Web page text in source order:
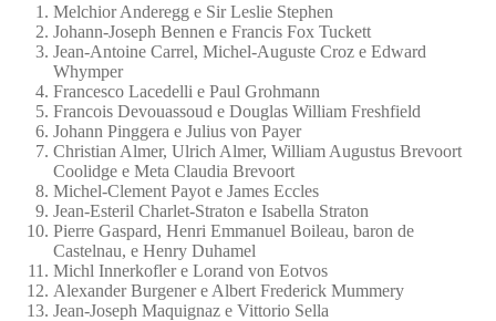
Melchior Anderegg e Sir Leslie Stephen
Johann-Joseph Bennen e Francis Fox Tuckett
Jean-Antoine Carrel, Michel-Auguste Croz e Edward
Whymper
Francesco Lacedelli e Paul Grohmann
Francois Devouassoud e Douglas William Freshfield
Johann Pinggera e Julius von Payer
Christian Almer, Ulrich Almer, William Augustus Brevoort
Coolidge e Meta Claudia Brevoort
Michel-Clement Payot e James Eccles
Jean-Esteril Charlet-Straton e Isabella Straton
Pierre Gaspard, Henri Emmanuel Boileau, baron de
Castelnau, e Henry Duhamel
Michl Innerkofler e Lorand von Eotvos
Alexander Burgener e Albert Frederick Mummery
Jean-Joseph Maquignaz e Vittorio Sella